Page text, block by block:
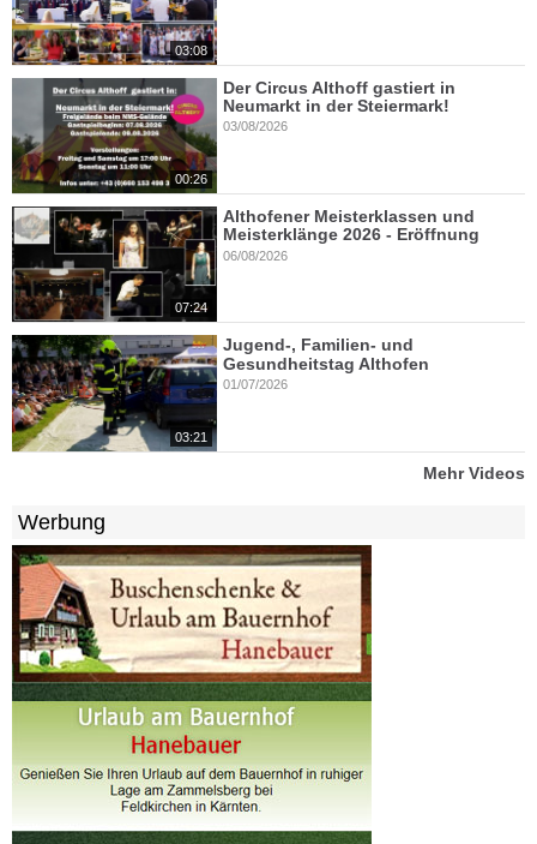
03:08
00:26
Der Circus Althoff gastiert in
Neumarkt in der Steiermark!
03/08/2026
07:24
Althofener Meisterklassen und
Meisterklänge 2026 - Eröffnung
06/08/2026
03:21
Jugend-, Familien- und
Gesundheitstag Althofen
01/07/2026
Mehr Videos
Werbung